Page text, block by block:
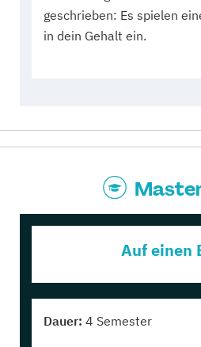
geschrieben: Es spielen
in dein Gehalt ein.
Auf einen
Dauer: 4 Semester